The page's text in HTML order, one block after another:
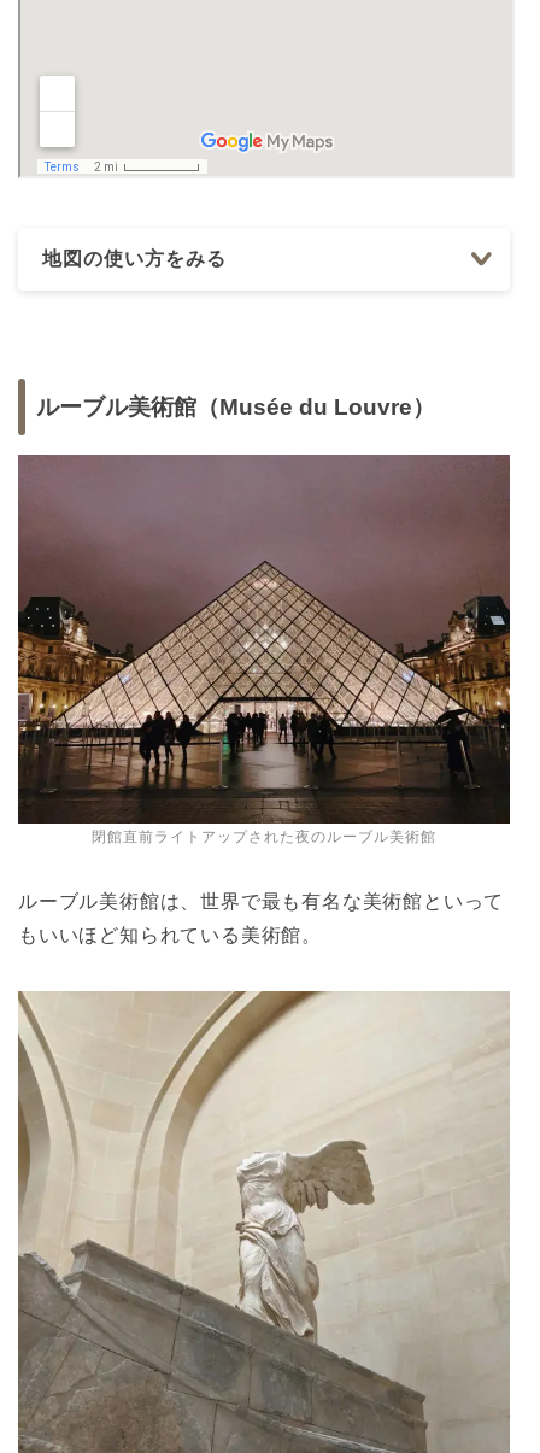
地図の使い方をみる
ルーブル美術館（Musée du Louvre）
閉館直前ライトアップされた夜のルーブル美術館
ルーブル美術館は、世界で最も有名な美術館といって
もいいほど知られている美術館。